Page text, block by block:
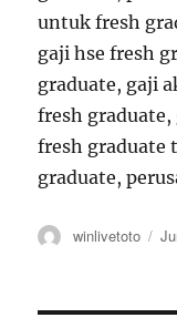
untuk fresh
gaji hse fresh
graduate, gaji
fresh
fresh graduate
graduate,
Author
winlivetoto